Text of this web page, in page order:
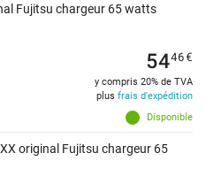
Fujitsu chargeur 65 watts
Disponible
5446€
y compris 20% de TVA
plus frais d'expédition
original Fujitsu chargeur 65